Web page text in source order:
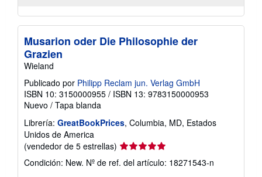
Musarion oder Die Philosophie der
Grazien
Wieland
Publicado por Philipp Reclam jun. Verlag GmbH
ISBN 10: 3150000955 / ISBN 13: 9783150000953
Nuevo / Tapa blanda
Librería: GreatBookPrices, Columbia, MD, Estados
Unidos de America
(vendedor de 5 estrellas) Calificación
del
vendedor:
Condición: New. Nº de ref. del artículo: 18271543-n